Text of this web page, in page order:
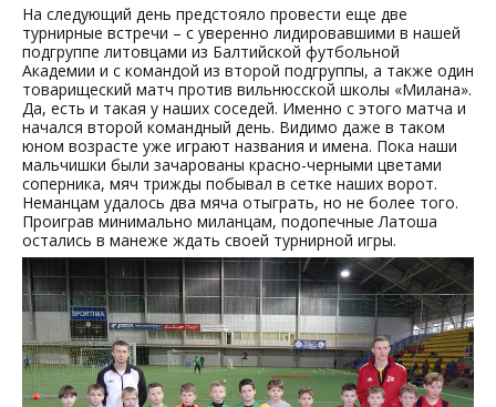
На следующий день предстояло провести еще две
турнирные встречи – с уверенно лидировавшими в нашей
подгруппе литовцами из Балтийской футбольной
Академии и с командой из второй подгруппы, а также один
товарищеский матч против вильнюсской школы «Милана».
Да, есть и такая у наших соседей. Именно с этого матча и
начался второй командный день. Видимо даже в таком
юном возрасте уже играют названия и имена. Пока наши
мальчишки были зачарованы красно-черными цветами
соперника, мяч трижды побывал в сетке наших ворот.
Неманцам удалось два мяча отыграть, но не более того.
Проиграв минимально миланцам, подопечные Латоша
остались в манеже ждать своей турнирной игры.